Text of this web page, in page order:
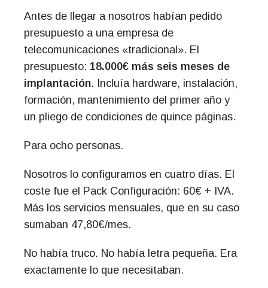
Antes de llegar a nosotros habían pedido
presupuesto a una empresa de
telecomunicaciones «tradicional». El
presupuesto: 18.000€ más seis meses de
implantación. Incluía hardware, instalación,
formación, mantenimiento del primer año y
un pliego de condiciones de quince páginas.
Para ocho personas.
Nosotros lo configuramos en cuatro días. El
coste fue el Pack Configuración: 60€ + IVA.
Más los servicios mensuales, que en su caso
sumaban 47,80€/mes.
No había truco. No había letra pequeña. Era
exactamente lo que necesitaban.